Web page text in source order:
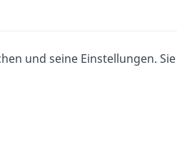
und seine Einstellungen.